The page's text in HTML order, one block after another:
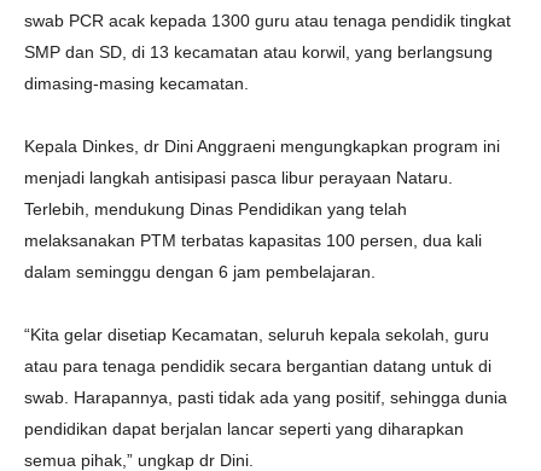
swab PCR acak kepada 1300 guru atau tenaga pendidik tingkat
SMP dan SD, di 13 kecamatan atau korwil, yang berlangsung
dimasing-masing kecamatan.
Kepala Dinkes, dr Dini Anggraeni mengungkapkan program ini
menjadi langkah antisipasi pasca libur perayaan Nataru.
Terlebih, mendukung Dinas Pendidikan yang telah
melaksanakan PTM terbatas kapasitas 100 persen, dua kali
dalam seminggu dengan 6 jam pembelajaran.
“Kita gelar disetiap Kecamatan, seluruh kepala sekolah, guru
atau para tenaga pendidik secara bergantian datang untuk di
swab. Harapannya, pasti tidak ada yang positif, sehingga dunia
pendidikan dapat berjalan lancar seperti yang diharapkan
semua pihak,” ungkap dr Dini.